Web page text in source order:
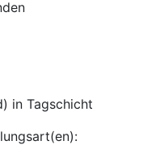
in Tagschicht